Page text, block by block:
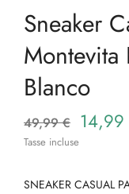
Sneaker
Montevita
Blanco
49,99 €
Tasse incluse
SNEAKER CASUAL